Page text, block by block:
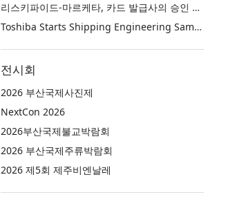
리스키파이드-마르케타, 카드 발급사의 승인 판단 정교화 및 오거절 감소 위해 협력
Toshiba Starts Shipping Engineering Samples of TXZ+™ Family Entry‑Class M4V Group, Standard Microcontrollers with Arm® Cortex®‑M4 Core for System Control Applications
전시회
2026 부산국제사진제
NextCon 2026
2026부산국제불교박람회
2026 부산국제주류박람회
2026 제5회 제주비엔날레